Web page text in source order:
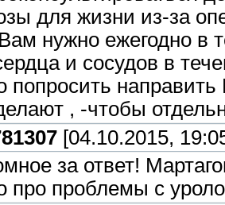
для жизни из-за
нужно ежегодно в
и сосудов в
попросить
, -чтобы
[04.10.2015,
за ответ!
про проблемы с